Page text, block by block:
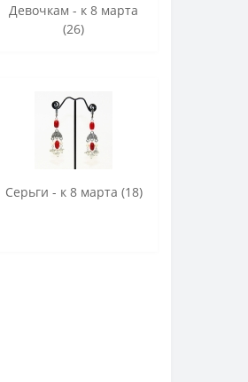
Девочкам - к 8 марта
(26)
Серьги - к 8 марта (18)